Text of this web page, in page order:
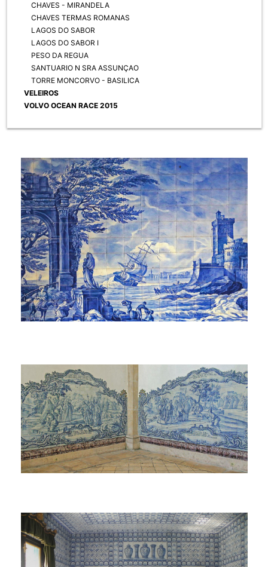
CHAVES - MIRANDELA
CHAVES TERMAS ROMANAS
LAGOS DO SABOR
LAGOS DO SABOR I
PESO DA REGUA
SANTUARIO N SRA ASSUNÇAO
TORRE MONCORVO - BASILICA
VELEIROS
VOLVO OCEAN RACE 2015